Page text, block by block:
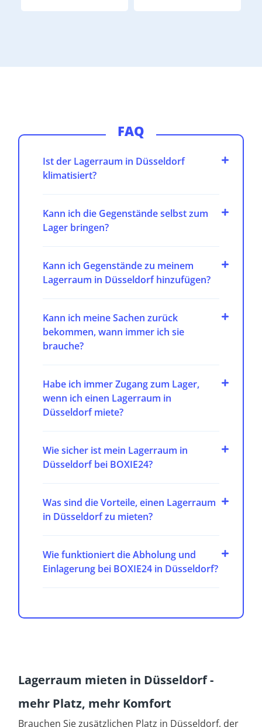
FAQ
Ist der Lagerraum in Düsseldorf
klimatisiert?
Kann ich die Gegenstände selbst zum
Lager bringen?
Kann ich Gegenstände zu meinem
Lagerraum in Düsseldorf hinzufügen?
Kann ich meine Sachen zurück
bekommen, wann immer ich sie
brauche?
Habe ich immer Zugang zum Lager,
wenn ich einen Lagerraum in
Düsseldorf miete?
Wie sicher ist mein Lagerraum in
Düsseldorf bei BOXIE24?
Was sind die Vorteile, einen Lagerraum
in Düsseldorf zu mieten?
Wie funktioniert die Abholung und
Einlagerung bei BOXIE24 in Düsseldorf?
Lagerraum mieten in Düsseldorf -
mehr Platz, mehr Komfort
Brauchen Sie zusätzlichen Platz in Düsseldorf, der